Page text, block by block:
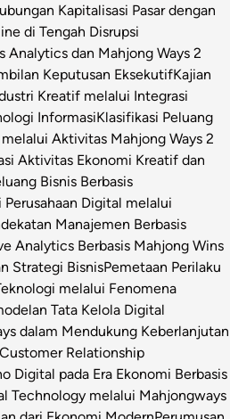
Kapitalisasi Pasar dengan
di Tengah Disrupsi
Analytics dan Mahjong Ways 2
Keputusan EksekutifKajian
Kreatif melalui Integrasi
InformasiKlasifikasi Peluang
Aktivitas Mahjong Ways 2
Aktivitas Ekonomi Kreatif dan
Bisnis Berbasis
Digital melalui
Manajemen Berbasis
Analytics Berbasis Mahjong Wins
Strategi BisnisPemetaan Perilaku
melalui Fenomena
Tata Kelola Digital
dalam Mendukung Keberlanjutan
Relationship
Digital pada Era Ekonomi Berbasis
Technology melalui Mahjongways